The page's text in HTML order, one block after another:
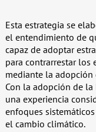
Esta estrategia se
el entendimiento de
capaz de adoptar
para contrarrestar los
mediante la adopción
Con la adopción de
una experiencia
enfoques
el cambio climático.